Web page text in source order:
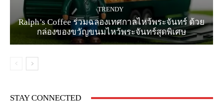
TRENDY
Ralph’s Coffee ร่วมฉลองเทศกาลไหว้พระจันทร์ ด้วย
กล่องของขวัญขนมไหว้พระจันทร์สุดพิเศษ
STAY CONNECTED